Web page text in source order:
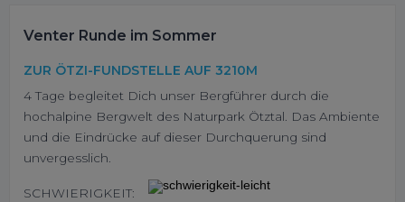
Venter Runde im Sommer
ZUR ÖTZI-FUNDSTELLE AUF 3210M
4 Tage begleitet Dich unser Bergführer durch die
hochalpine Bergwelt des Naturpark Ötztal. Das Ambiente
und die Eindrücke auf dieser Durchquerung sind
unvergesslich.
SCHWIERIGKEIT: